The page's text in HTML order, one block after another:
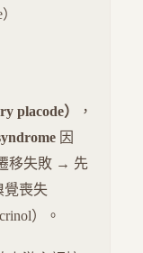
placode）
，
因
移失敗 → 先
覺喪失
）。